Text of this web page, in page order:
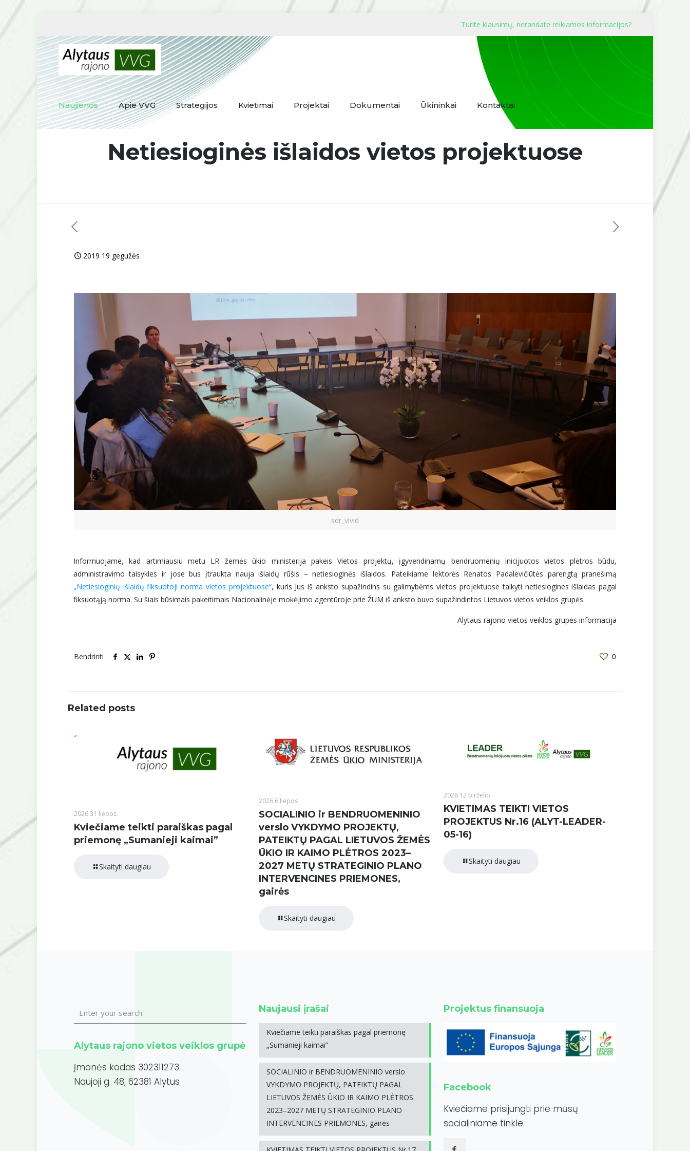
Turite klausimų, nerandate reikiamos informacijos?
Naujienos Apie VVG Strategijos Kvietimai Projektai Dokumentai Ūkininkai Kontaktai
Netiesioginės išlaidos vietos projektuose
2019 19 gegužės
sdr_vivid
Informuojame, kad artimiausiu metu LR žemės ūkio ministerija pakeis Vietos projektų, įgyvendinamų bendruomenių inicijuotos vietos plėtros būdu,
administravimo taisykles ir jose bus įtraukta nauja išlaidų rūšis – netiesioginės išlaidos. Pateikiame lektorės Renatos Padalevičiūtės parengtą pranešimą
„Netiesioginių išlaidų fiksuotoji norma vietos projektuose“, kuris Jus iš anksto supažindins su galimybėms vietos projektuose taikyti netiesiogines išlaidas pagal
fiksuotąją norma. Su šiais būsimais pakeitimais Nacionalinėje mokėjimo agentūroje prie ŽUM iš anksto buvo supažindintos Lietuvos vietos veiklos grupės.
Alytaus rajono vietos veiklos grupės informacija
Bendrinti 0
Related posts
2026 31 liepos
Kviečiame teikti paraiškas pagal
priemonę „Sumanieji kaimai”
Skaityti daugiau
2026 6 liepos
SOCIALINIO ir BENDRUOMENINIO
verslo VYKDYMO PROJEKTŲ,
PATEIKTŲ PAGAL LIETUVOS ŽEMĖS
ŪKIO IR KAIMO PLĖTROS 2023–
2027 METŲ STRATEGINIO PLANO
INTERVENCINES PRIEMONES,
gairės
Skaityti daugiau
2026 12 birželio
KVIETIMAS TEIKTI VIETOS
PROJEKTUS Nr.16 (ALYT-LEADER-
05-16)
Skaityti daugiau
Alytaus rajono vietos veiklos grupė
Įmonės kodas 302311273
Naujoji g. 48, 62381 Alytus
Naujausi įrašai
Kviečiame teikti paraiškas pagal priemonę
„Sumanieji kaimai”
SOCIALINIO ir BENDRUOMENINIO verslo
VYKDYMO PROJEKTŲ, PATEIKTŲ PAGAL
LIETUVOS ŽEMĖS ŪKIO IR KAIMO PLĖTROS
2023–2027 METŲ STRATEGINIO PLANO
INTERVENCINES PRIEMONES, gairės
Projektus finansuoja
Facebook
Kviečiame prisijungti prie mūsų
socialiniame tinkle.